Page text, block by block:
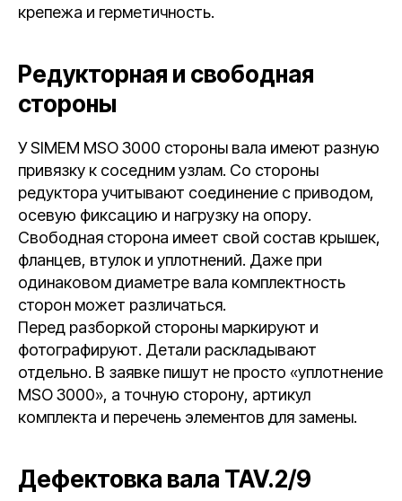
крепежа и герметичность.
Редукторная и свободная
стороны
У SIMEM MSO 3000 стороны вала имеют разную
привязку к соседним узлам. Со стороны
редуктора учитывают соединение с приводом,
осевую фиксацию и нагрузку на опору.
Свободная сторона имеет свой состав крышек,
фланцев, втулок и уплотнений. Даже при
одинаковом диаметре вала комплектность
сторон может различаться.
Перед разборкой стороны маркируют и
фотографируют. Детали раскладывают
отдельно. В заявке пишут не просто «уплотнение
MSO 3000», а точную сторону, артикул
комплекта и перечень элементов для замены.
Дефектовка вала TAV.2/9